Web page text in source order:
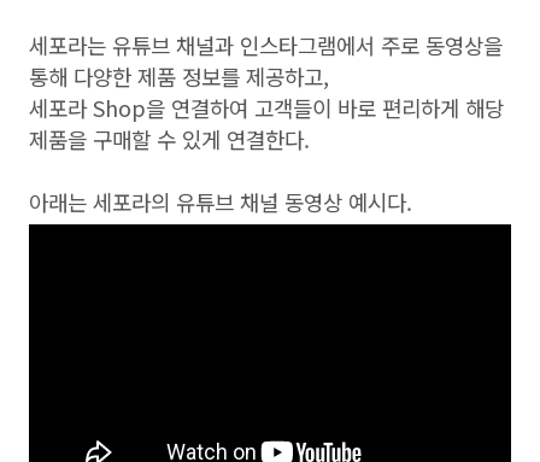
세포라는 유튜브 채널과 인스타그램에서 주로 동영상을
통해 다양한 제품 정보를 제공하고,
세포라 Shop을 연결하여 고객들이 바로 편리하게 해당
제품을 구매할 수 있게 연결한다.
아래는 세포라의 유튜브 채널 동영상 예시다.